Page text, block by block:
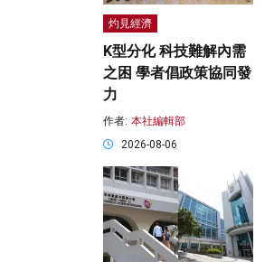
灼見經濟
K型分化 科技難解內需
之困 學者倡政策協同發
力
作者: 本社編輯部
2026-08-06